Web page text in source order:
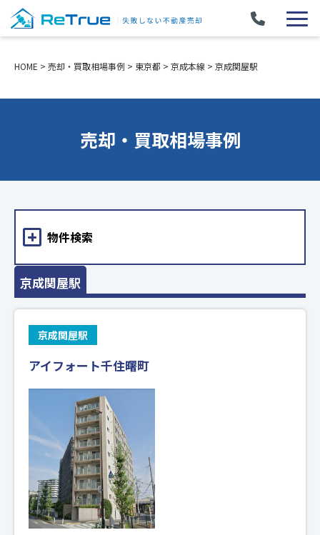
HOME > 売却・買取相場事例 > 東京都 > 京成本線 > 京成関屋駅
売却・買取相場事例
京成関屋駅
京成関屋駅
アイフォート千住曙町
物件検索